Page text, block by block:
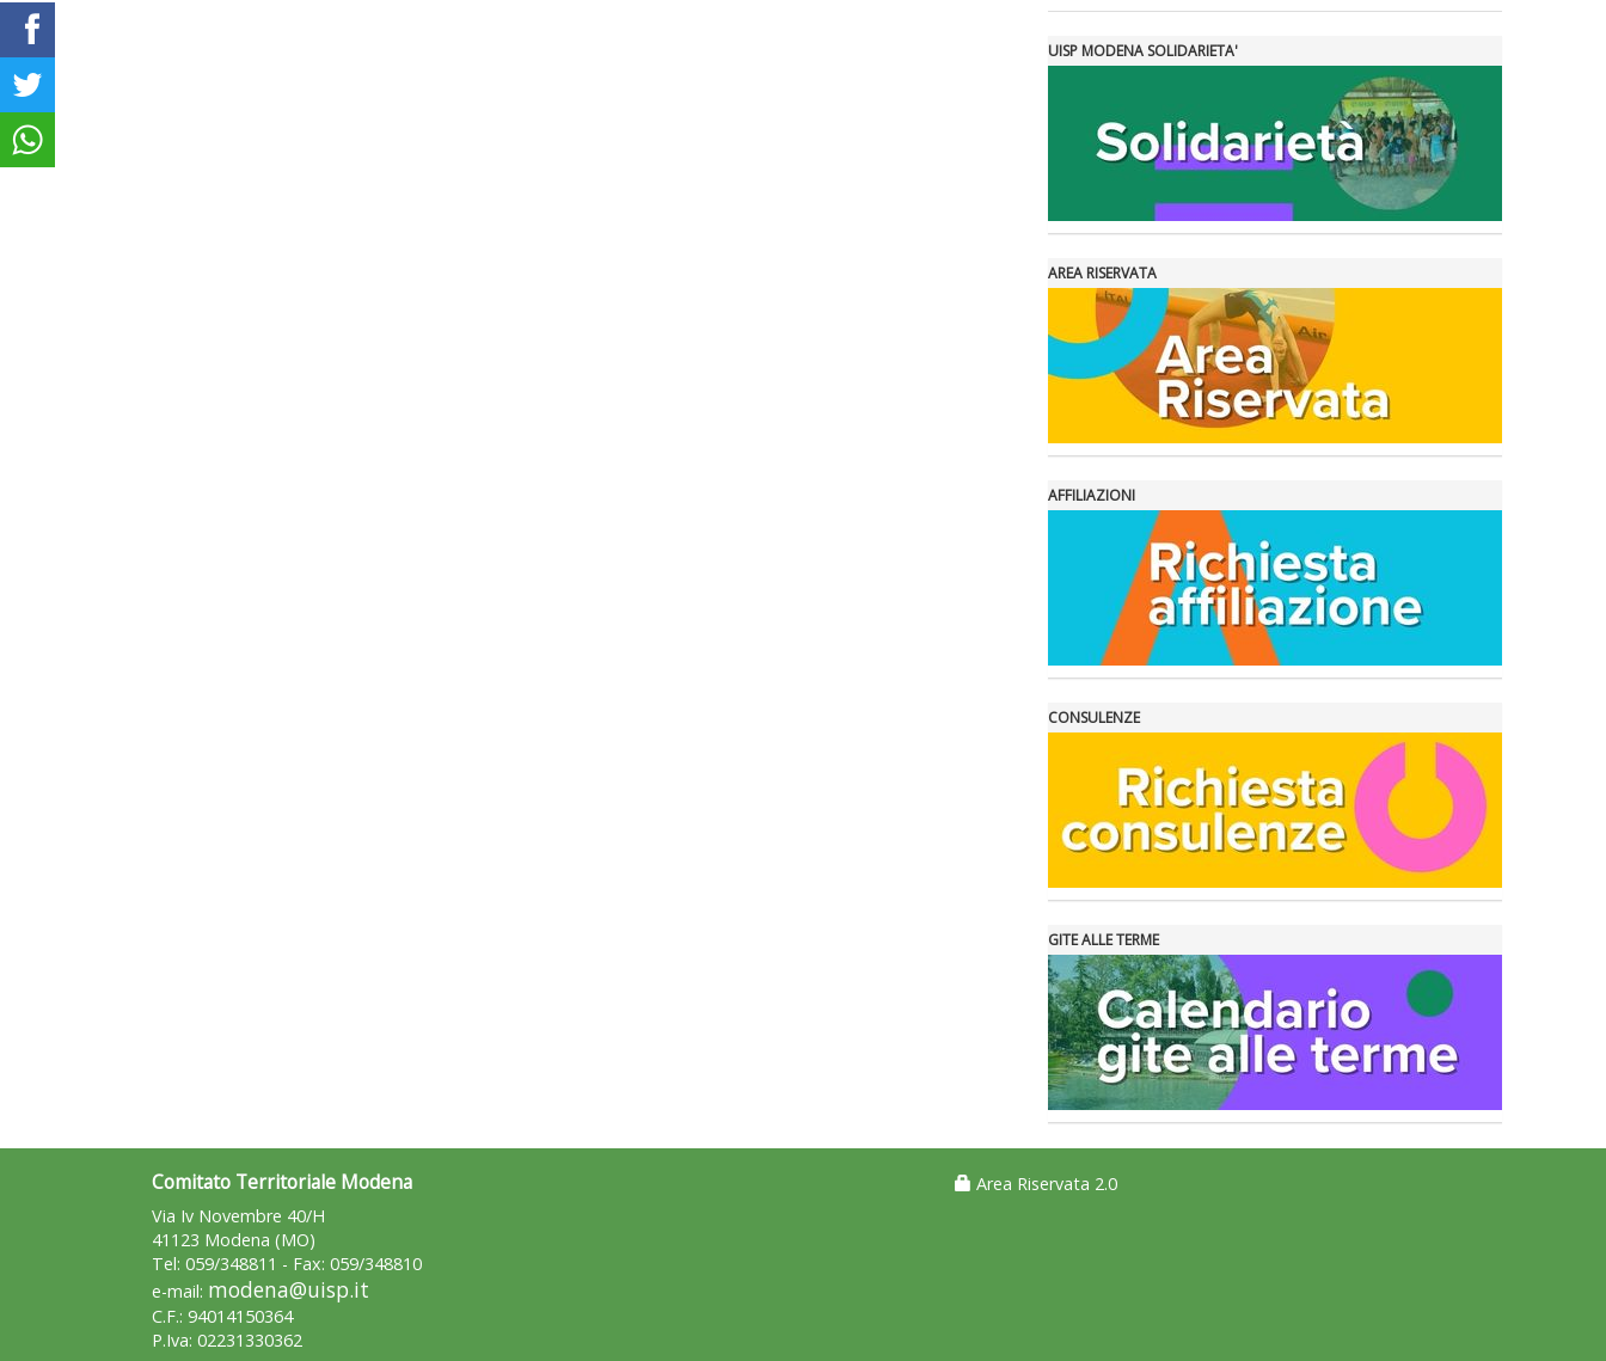
UISP MODENA SOLIDARIETA'
AREA RISERVATA
AFFILIAZIONI
CONSULENZE
GITE ALLE TERME
Comitato Territoriale Modena
Via Iv Novembre 40/H
41123 Modena (MO)
Tel: 059/348811 - Fax: 059/348810
e-mail: modena@uisp.it
C.F.: 94014150364
P.Iva: 02231330362
Area Riservata 2.0